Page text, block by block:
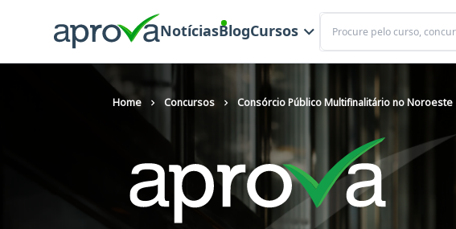
NotíciasBlogCursos
Buscar
Home Concursos Consórcio Público Multifinalitário no Noroeste